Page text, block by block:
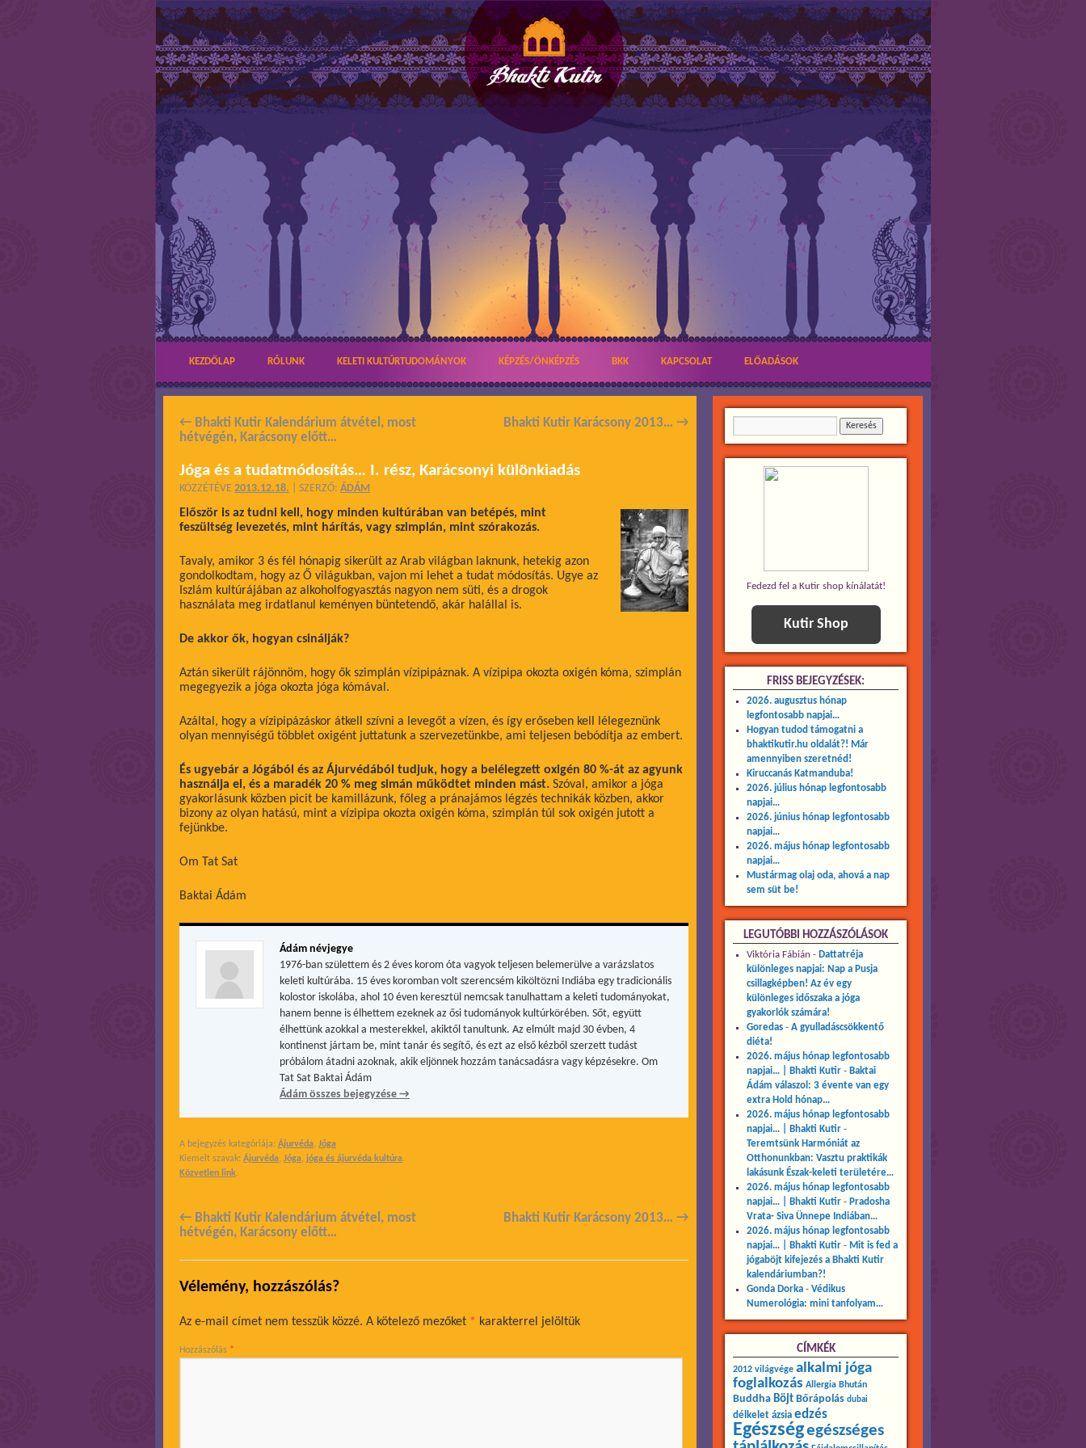
KEZDŐLAP RÓLUNK KELETI KULTÚRTUDOMÁNYOK KÉPZÉS/ÖNKÉPZÉS BKK KAPCSOLAT ELŐADÁSOK
← Bhakti Kutir Kalendárium átvétel, most
hétvégén, Karácsony előtt…
Bhakti Kutir Karácsony 2013… →
Jóga és a tudatmódosítás… I. rész, Karácsonyi különkiadás
KÖZZÉTÉVE 2013.12.18. SZERZŐ: ÁDÁM
Először is az tudni kell, hogy minden kultúrában van betépés, mint
feszültség levezetés, mint hárítás, vagy szimplán, mint szórakozás.
Tavaly, amikor 3 és fél hónapig sikerült az Arab világban laknunk, hetekig azon
gondolkodtam, hogy az Ő világukban, vajon mi lehet a tudat módosítás. Ugye az
Iszlám kultúrájában az alkoholfogyasztás nagyon nem süti, és a drogok
használata meg irdatlanul keményen büntetendő, akár halállal is.
De akkor ők, hogyan csinálják?
Aztán sikerült rájönnöm, hogy ők szimplán vízipipáznak. A vízipipa okozta oxigén kóma, szimplán
megegyezik a jóga okozta jóga kómával.
Azáltal, hogy a vízipipázáskor átkell szívni a levegőt a vízen, és így erőseben kell lélegeznünk
olyan mennyiségű többlet oxigént juttatunk a szervezetünkbe, ami teljesen bebódítja az embert.
És ugyebár a Jógából és az Ájurvédából tudjuk, hogy a belélegzett oxigén 80 %-át az agyunk
használja el, és a maradék 20 % meg simán működtet minden mást. Szóval, amikor a jóga
gyakorlásunk közben picit be kamillázunk, főleg a pránajámos légzés technikák közben, akkor
bizony az olyan hatású, mint a vízipipa okozta oxigén kóma, szimplán túl sok oxigén jutott a
fejünkbe.
Om Tat Sat
Baktai Ádám
Ádám névjegye
1976-ban születtem és 2 éves korom óta vagyok teljesen belemerülve a varázslatos
keleti kultúrába. 15 éves koromban volt szerencsém kiköltözni Indiába egy tradicionális
kolostor iskolába, ahol 10 éven keresztül nemcsak tanulhattam a keleti tudományokat,
hanem benne is élhettem ezeknek az ősi tudományok kultúrkörében. Sőt, együtt
élhettünk azokkal a mesterekkel, akiktől tanultunk. Az elmúlt majd 30 évben, 4
kontinenst jártam be, mint tanár és segítő, és ezt az első kézből szerzett tudást
próbálom átadni azoknak, akik eljönnek hozzám tanácsadásra vagy képzésekre. Om
Tat Sat Baktai Ádám
Ádám összes bejegyzése →
A bejegyzés kategóriája: Ájurvéda, Jóga
Kiemelt szavak: Ájurvéda, Jóga, jóga és ájurvéda kultúra.
Közvetlen link.
← Bhakti Kutir Kalendárium átvétel, most
hétvégén, Karácsony előtt…
Bhakti Kutir Karácsony 2013… →
Vélemény, hozzászólás?
Az e-mail címet nem tesszük közzé. A kötelező mezőket * karakterrel jelöltük
Hozzászólás *
Fedezd fel a Kutir shop kínálatát!
Kutir Shop
FRISS BEJEGYZÉSEK:
2026. augusztus hónap
legfontosabb napjai…
Hogyan tudod támogatni a
bhaktikutir.hu oldalát?! Már
amennyiben szeretnéd!
Kiruccanás Katmanduba!
2026. július hónap legfontosabb
napjai…
2026. június hónap legfontosabb
napjai…
2026. május hónap legfontosabb
napjai…
Mustármag olaj oda, ahová a nap
sem süt be!
LEGUTÓBBI HOZZÁSZÓLÁSOK
Viktória Fábián - Dattatréja
különleges napjai: Nap a Pusja
csillagképben! Az év egy
különleges időszaka a jóga
gyakorlók számára!
Goredas- A gyulladáscsökkentő
diéta!
2026. május hónap legfontosabb
napjai… | Bhakti Kutir- Baktai
Ádám válaszol: 3 évente van egy
extra Hold hónap…
2026. május hónap legfontosabb
napjai… | Bhakti Kutir-
Teremtsünk Harmóniát az
Otthonunkban: Vasztu praktikák
lakásunk Észak-keleti területére…
2026. május hónap legfontosabb
napjai… | Bhakti Kutir- Pradosha
Vrata- Siva Ünnepe Indiában…
2026. május hónap legfontosabb
napjai… | Bhakti Kutir- Mit is fed a
jógaböjt kifejezés a Bhakti Kutir
kalendáriumban?!
Gonda Dorka- Védikus
Numerológia: mini tanfolyam…
CÍMKÉK
2012 világvége alkalmi jóga
foglalkozás Allergia Bhután
Buddha Böjt Bőrápolás dubai
délkelet ázsia edzés
Egészségegészséges